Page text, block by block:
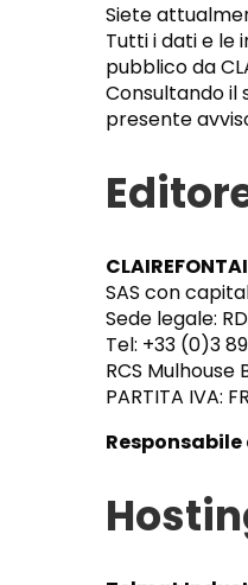
Siete
Tutti i dati e le
pubblico da
Consultando il
presente
SAS con
Sede legale:
Tel: +33 (0)3
RCS Mulhouse
PARTITA IVA: